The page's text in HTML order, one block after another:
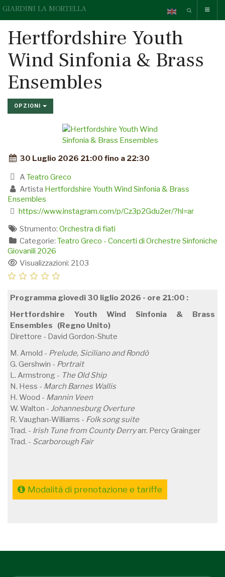
GIARDINI LA MORTELLA
Hertfordshire Youth
Wind Sinfonia & Brass
Ensembles
OPZIONI
30 Luglio 2026 21:00 fino a 22:30
A Teatro Greco
Artista Hertfordshire Youth Wind Sinfonia & Brass
Ensembles
https://www.instagram.com/p/Cz3p2Gdu2er/?hl=ar
Strumento: Orchestra di fiati
Categorie: Teatro Greco - Concerti di Orchestre Sinfoniche
Giovanili 2026
Visualizzazioni: 2103
Programma giovedì 30 liglio 2026 - ore 21:00 :
Hertfordshire Youth Wind Sinfonia & Brass
Ensembles (Regno Unito)
Direttore - David Gordon-Shute
M. Arnold - Prelude, Siciliano and Rondò
G. Gershwin - Portrait
L. Armstrong - The Old Ship
N. Hess - March Barnes Wallis
H. Wood - Mannin Veen
W. Walton - Johannesburg Overture
R. Vaughan-Williams - Folk song suite
Trad. - Irish Tune from County Derryarr. Percy Grainger
Trad. - Scarborough Fair
Modalità di prenotazione e tariffe